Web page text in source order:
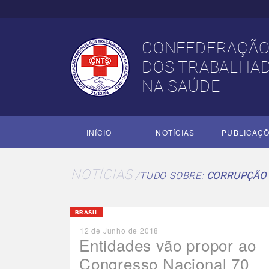
DOS
NA SAÚDE
INÍCIO NOTÍCIAS
NOTÍCIAS TUDO SOBRE: CORRUPÇÃO
Entidades vão propor ao
Congresso Nacional 70
BRASIL
12 de Junho de 2018